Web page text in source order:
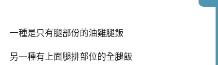
一種是只有腿部份的油雞腿飯
另一種有上面腿排部位的全腿飯